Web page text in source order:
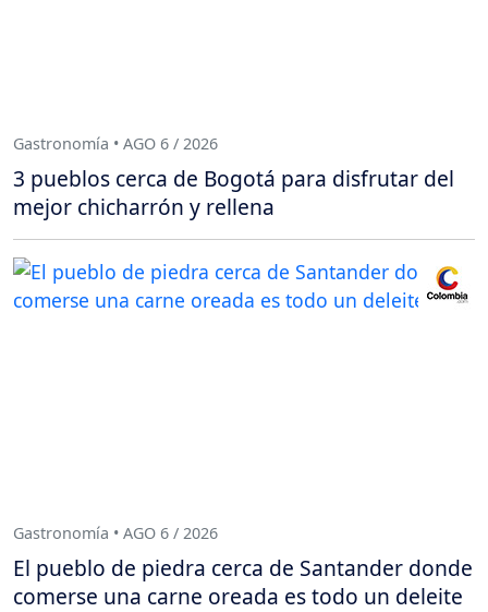
Gastronomía • AGO 6 / 2026
3 pueblos cerca de Bogotá para disfrutar del
mejor chicharrón y rellena
Gastronomía • AGO 6 / 2026
El pueblo de piedra cerca de Santander donde
comerse una carne oreada es todo un deleite